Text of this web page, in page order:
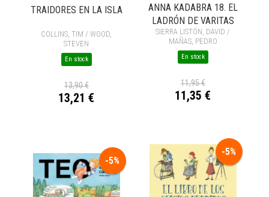
TRAIDORES EN LA ISLA
COLLINS, TIM / WOOD,
STEVEN
En stock
13,90 €
13,21 €
ANNA KADABRA 18. EL
LADRÓN DE VARITAS
SIERRA LISTÓN, DAVID /
MAÑAS, PEDRO
En stock
11,95 €
11,35 €
-5%
-5%